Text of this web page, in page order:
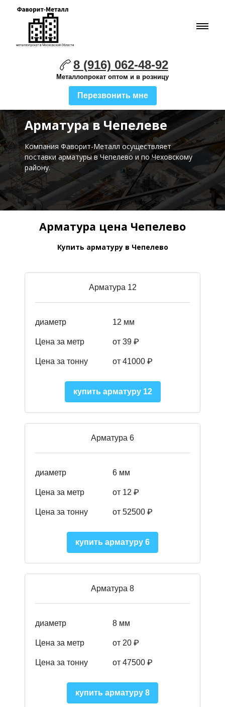
8 (916) 062-48-92
Металлопрокат оптом и в розницу
Перезвонить мне
Арматура в Чепелеве
Компания Фаворит-Металл осуществляет
поставкиарматуры в Чепелево и по Чеховскому
району.
Арматура цена Чепелево
Купить арматуру в Чепелево
Арматура 12
диаметр 12 мм
Цена за метр от 39 ₽
Цена за тонну от 41000 ₽
купить арматуру 12
Арматура 6
диаметр 6 мм
Цена за метр от 12 ₽
Цена за тонну от 52500 ₽
купить арматуру 6
Арматура 8
диаметр 8 мм
Цена за метр от 20 ₽
Цена за тонну от 47500 ₽
купить арматуру 8